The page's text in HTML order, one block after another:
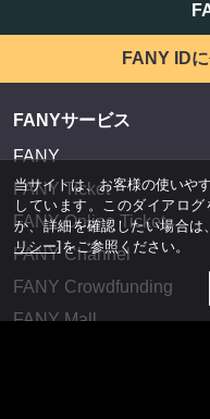
FANY ID
FANYサービス
FANY
FANY Ticket
FANY Online Ticket
FANY Channel
FANY Crowdfunding
FANY Mall
当サイトは、お客様の使いや
しています。このダイアロ
か、詳細を確認したい場合は、
リシー]をご参照ください。